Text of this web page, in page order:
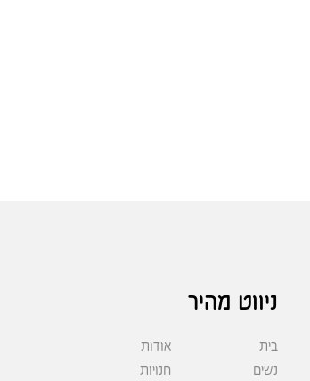
ניווט מהיר
בית
נשים
אודות
חנויות